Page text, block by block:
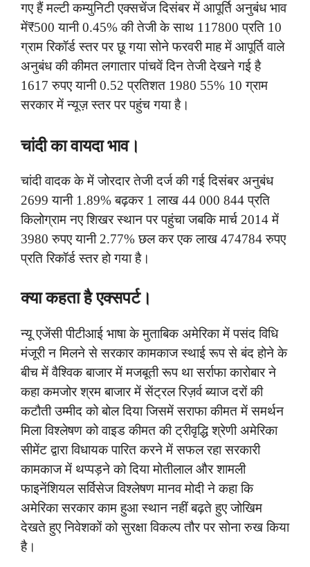
गए हैं मल्टी कम्युनिटी एक्सचेंज दिसंबर में आपूर्ति अनुबंध भाव
में₹500 यानी 0.45% की तेजी के साथ 117800 प्रति 10
ग्राम रिकॉर्ड स्तर पर छू गया सोने फरवरी माह में आपूर्ति वाले
अनुबंध की कीमत लगातार पांचवें दिन तेजी देखने गई है
1617 रुपए यानी 0.52 प्रतिशत 1980 55% 10 ग्राम
सरकार में न्यूज़ स्तर पर पहुंच गया है।
चांदी का वायदा भाव।
चांदी वादक के में जोरदार तेजी दर्ज की गई दिसंबर अनुबंध
2699 यानी 1.89% बढ़कर 1 लाख 44 000 844 प्रति
किलोग्राम नए शिखर स्थान पर पहुंचा जबकि मार्च 2014 में
3980 रुपए यानी 2.77% छल कर एक लाख 474784 रुपए
प्रति रिकॉर्ड स्तर हो गया है।
क्या कहता है एक्सपर्ट।
न्यू एजेंसी पीटीआई भाषा के मुताबिक अमेरिका में पसंद विधि
मंजूरी न मिलने से सरकार कामकाज स्थाई रूप से बंद होने के
बीच में वैश्विक बाजार में मजबूती रूप था सर्राफा कारोबार ने
कहा कमजोर श्रम बाजार में सेंट्रल रिज़र्व ब्याज दरों की
कटौती उम्मीद को बोल दिया जिसमें सराफा कीमत में समर्थन
मिला विश्लेषण को वाइड कीमत की ट्रीवृद्धि श्रेणी अमेरिका
सीमेंट द्वारा विधायक पारित करने में सफल रहा सरकारी
कामकाज में थप्पड़ने को दिया मोतीलाल और शामली
फाइनेंशियल सर्विसेज विश्लेषण मानव मोदी ने कहा कि
अमेरिका सरकार काम हुआ स्थान नहीं बढ़ते हुए जोखिम
देखते हुए निवेशकों को सुरक्षा विकल्प तौर पर सोना रुख किया
है।